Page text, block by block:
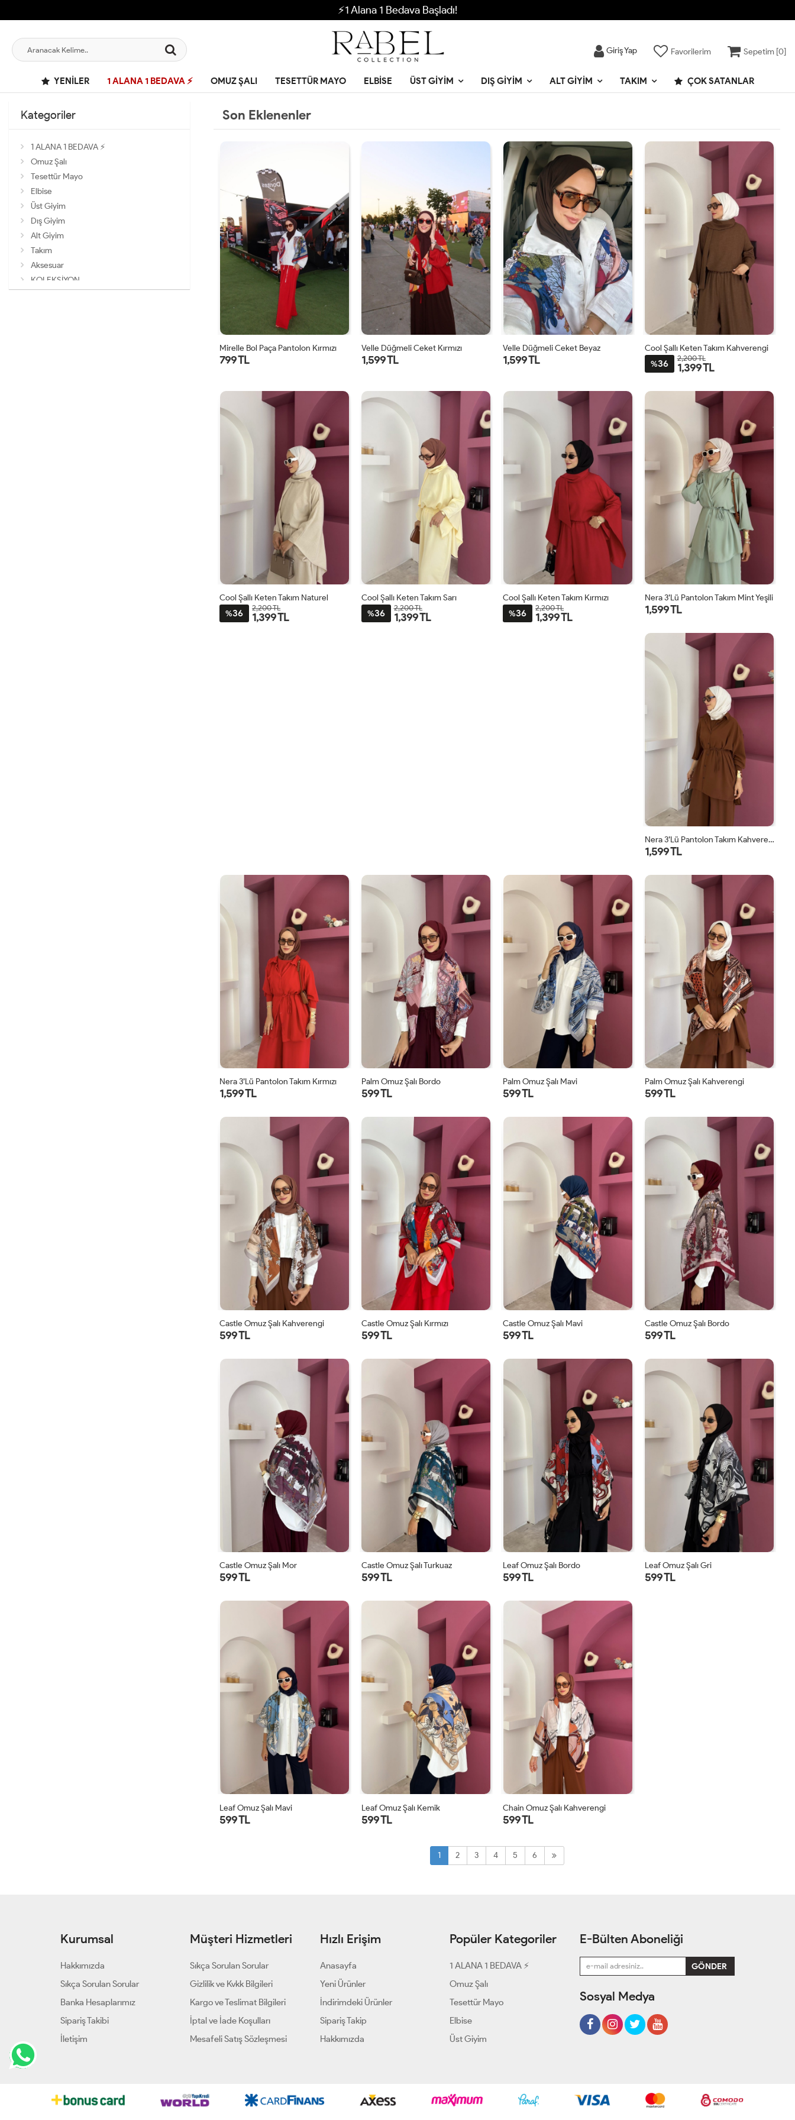
⚡1 Alana 1 Bedava Başladı!
Giriş Yap Favorilerim Sepetim [0]
YENILER 1 ALANA 1 BEDAVA ⚡ OMUZ ŞALI TESETTÜR MAYO ELBISE ÜST GIYIM DIŞ GIYIM ALT GIYIM TAKIM ÇOK SATANLAR
Kategoriler
1 ALANA 1 BEDAVA ⚡
Omuz Şalı
Tesettür Mayo
Elbise
Üst Giyim
Dış Giyim
Alt Giyim
Takım
Aksesuar
KOLEKSİYON
Son Eklenenler
Mirelle Bol Paça Pantolon Kırmızı
799 TL
Velle Düğmeli Ceket Kırmızı
1,599 TL
Velle Düğmeli Ceket Beyaz
1,599 TL
Cool Şallı Keten Takım Kahverengi
%36 2,200 TL
1,399 TL
Cool Şallı Keten Takım Naturel
%36 2,200 TL
1,399 TL
Cool Şallı Keten Takım Sarı
%36 2,200 TL
1,399 TL
Cool Şallı Keten Takım Kırmızı
%36 2,200 TL
1,399 TL
STD
Nera 3’lü Pantolon Takım Mint Yeşili
1,599 TL
STD
Nera 3’lü Pantolon Takım Kahverengi
1,599 TL
STD
Nera 3’lü Pantolon Takım Kırmızı
1,599 TL
STD
Palm Omuz Şalı Bordo
599 TL
STD
Palm Omuz Şalı Mavi
599 TL
STD
Palm Omuz Şalı Kahverengi
599 TL
STD
Castle Omuz Şalı Kahverengi
599 TL
STD
Castle Omuz Şalı Kırmızı
599 TL
STD
Castle Omuz Şalı Mavi
599 TL
STD
Castle Omuz Şalı Bordo
599 TL
STD
Castle Omuz Şalı Mor
599 TL
STD
Castle Omuz Şalı Turkuaz
599 TL
STD
Leaf Omuz Şalı Bordo
599 TL
Leaf Omuz Şalı Gri
599 TL
Leaf Omuz Şalı Mavi
599 TL
STD
Leaf Omuz Şalı Kemik
599 TL
STD
Chain Omuz Şalı Kahverengi
599 TL
1 2 3 4 5 6
Kurumsal
Hakkımızda
Sıkça Sorulan Sorular
Banka Hesaplarımız
Sipariş Takibi
İletişim
Müşteri Hizmetleri
Sıkça Sorulan Sorular
Gizlilik ve Kvkk Bilgileri
Kargo ve Teslimat Bilgileri
İptal ve İade Koşulları
Mesafeli Satış Sözleşmesi
Hızlı Erişim
Anasayfa
Yeni Ürünler
İndirimdeki Ürünler
Sipariş Takip
Hakkımızda
Popüler Kategoriler
1 ALANA 1 BEDAVA ⚡
Omuz Şalı
Tesettür Mayo
Elbise
Üst Giyim
E-Bülten Aboneliği
Sosyal Medya